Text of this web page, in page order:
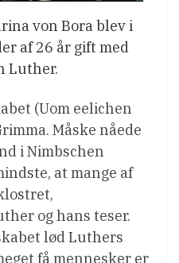
von Bora blev i
af 26 år gift med
Luther.
(Uom eelichen
Måske nåede
i Nimbschen
at mange af
og hans teser.
lød Luthers
få mennesker er